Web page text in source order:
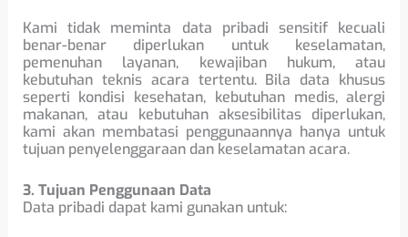
Kami tidak meminta data pribadi sensitif kecuali
benar-benar diperlukan untuk keselamatan,
pemenuhan layanan, kewajiban hukum, atau
kebutuhan teknis acara tertentu. Bila data khusus
seperti kondisi kesehatan, kebutuhan medis, alergi
makanan, atau kebutuhan aksesibilitas diperlukan,
kami akan membatasi penggunaannya hanya untuk
tujuan penyelenggaraan dan keselamatan acara.
3. Tujuan Penggunaan Data
Data pribadi dapat kami gunakan untuk: